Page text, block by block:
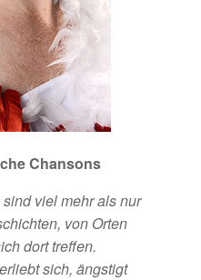
Chansons
viel mehr als nur
von Orten
dort treffen.
sich, ängstigt